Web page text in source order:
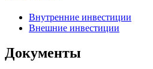
Внутренние инвестиции
Внешние инвестиции
Документы